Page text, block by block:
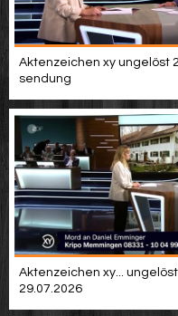
Aktenzeichen xy ungelöst
sendung
Aktenzeichen xy...
29.07.2026